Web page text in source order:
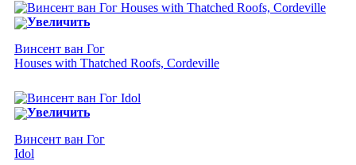
Увеличить
Винсент ван Гог
Houses with Thatched Roofs, Cordeville
Увеличить
Винсент ван Гог
Idol